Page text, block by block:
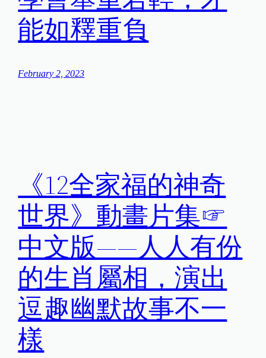
能如釋重負
February 2, 2023
《12全家福的神奇
世界》動畫片集☞
中文版——人人有份
的生肖屬相，演出
逗趣幽默故事不一
樣